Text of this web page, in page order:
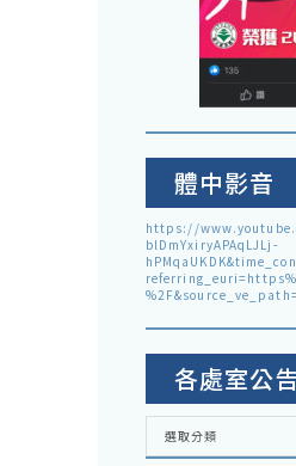
體中影音
https://
blDmYxiryAPAqLJLj-
各處室公
各
室
選取分類